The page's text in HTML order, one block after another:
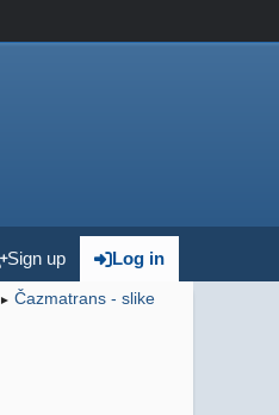
Log in
Sign up
► Čazmatrans - slike